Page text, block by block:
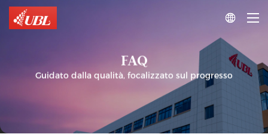

FAQ
Guidato dalla qualità, focalizzato sul progresso